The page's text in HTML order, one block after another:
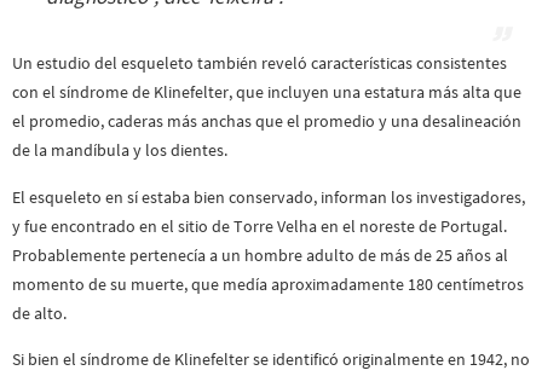
Un estudio del esqueleto también reveló características consistentes
con el síndrome de Klinefelter, que incluyen una estatura más alta que
el promedio, caderas más anchas que el promedio y una desalineación
de la mandíbula y los dientes.
El esqueleto en sí estaba bien conservado, informan los investigadores,
y fue encontrado en el sitio de Torre Velha en el noreste de Portugal.
Probablemente pertenecía a un hombre adulto de más de 25 años al
momento de su muerte, que medía aproximadamente 180 centímetros
de alto.
Si bien el síndrome de Klinefelter se identificó originalmente en 1942, no